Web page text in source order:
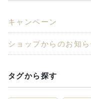
キャンペーン
ショップからのお知
タグから探す